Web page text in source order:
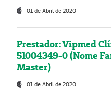
01 de Abril de 2020
Prestador: Vipmed
51004349-0 (Nome
Master)
01 de Abril de 2020